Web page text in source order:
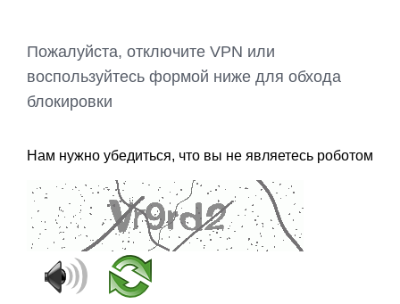
Пожалуйста, отключите VPN или
воспользуйтесь формой ниже для обхода
блокировки
Нам нужно убедиться, что вы не являетесь роботом